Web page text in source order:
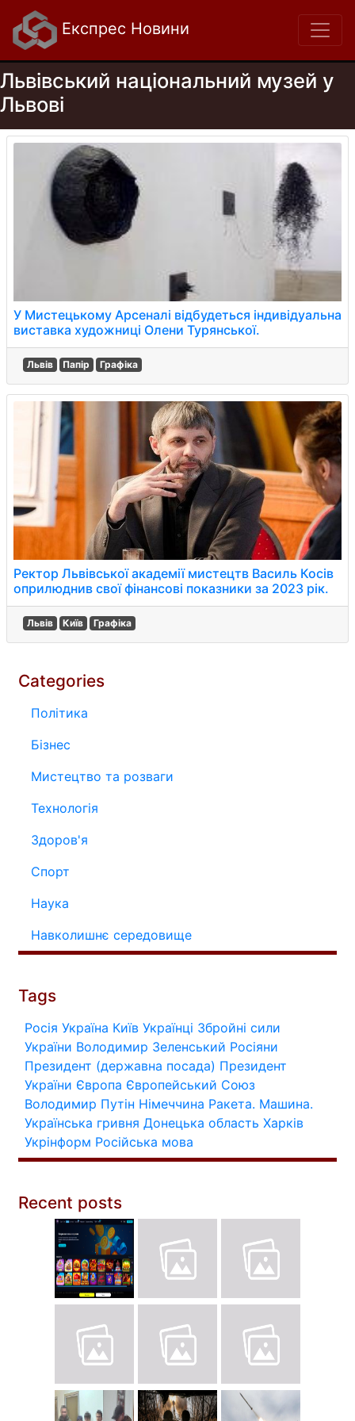
Експрес Новини
Львівський національний музей у
Львові
У Мистецькому Арсеналі відбудеться індивідуальна
виставка художниці Олени Турянської.
Львів Папір Графіка
Ректор Львівської академії мистецтв Василь Косів
оприлюднив свої фінансові показники за 2023 рік.
Львів Київ Графіка
Categories
Політика
Бізнес
Мистецтво та розваги
Технологія
Здоров'я
Спорт
Наука
Навколишнє середовище
Tags
Росія Україна Київ Українці Збройні сили
України Володимир Зеленський Росіяни
Президент (державна посада) Президент
України Європа Європейський Союз
Володимир Путін Німеччина Ракета. Машина.
Українська гривня Донецька область Харків
Укрінформ Російська мова
Recent posts